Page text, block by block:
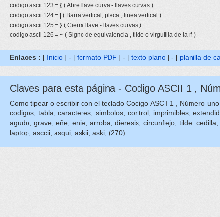
codigo ascii 123 = { ( Abre llave curva - llaves curvas )
codigo ascii 124 =
( Barra vertical, pleca , linea vertical )
codigo ascii 125 = } ( Cierra llave - llaves curvas )
codigo ascii 126 = ~ ( Signo de equivalencia , tilde o virgulilla de la ñ )
Enlaces : [ Inicio ] - [ formato PDF ] - [ texto plano ] - [ planilla de
Claves para esta página - Codigo ASCII 1 ,
Como tipear o escribir con el teclado Codigo ASCII 1 , Número
codigos, tabla, caracteres, simbolos, control, imprimibles,
agudo, grave, eñe, enie, arroba, dieresis, circunflejo, tilde,
laptop, asccii, asqui, askii, aski, (270) .